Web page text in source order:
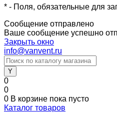
* - Поля, обязательные для
Сообщение отправлено
Ваше сообщение успешно
Закрыть окно
info@vanvent.ru
0
0
0 В корзине пока пусто
Каталог товаров